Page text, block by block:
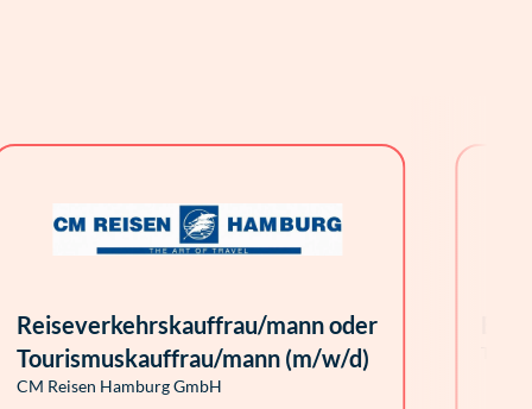
Reiseverkehrskauffrau/mann oder
Tourismuskauffrau/mann (m/w/d)
CM Reisen Hamburg GmbH